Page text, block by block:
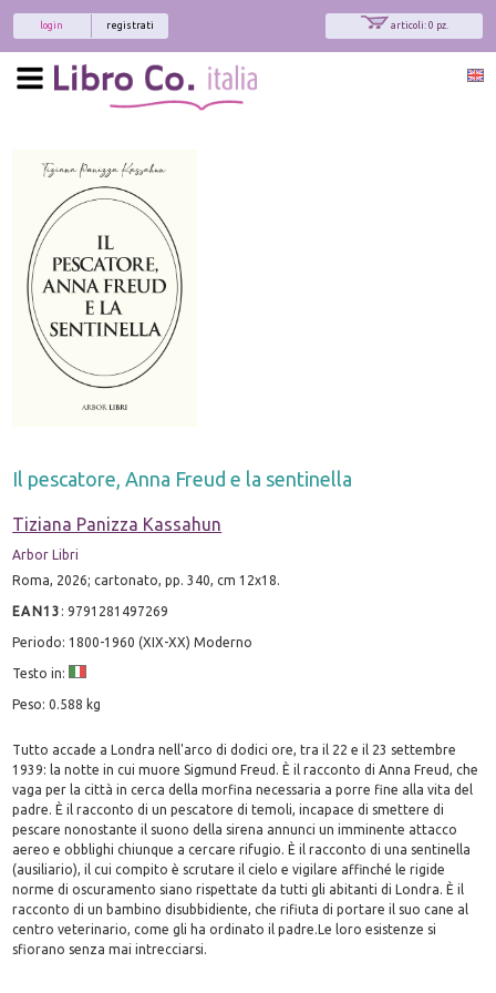
articoli: 0 pz.
registrati
login
Il pescatore, Anna Freud e la sentinella
Tiziana Panizza Kassahun
Arbor Libri
Roma, 2026; cartonato, pp. 340, cm 12x18.
EAN13 :9791281497269
Periodo: 1800-1960 (XIX-XX) Moderno
Testo in:
Peso: 0.588 kg
Tutto accade a Londra nell'arco di dodici ore, tra il 22 e il 23 settembre
1939: la notte in cui muore Sigmund Freud. È il racconto di Anna Freud, che
vaga per la città in cerca della morfina necessaria a porre fine alla vita del
padre. È il racconto di un pescatore di temoli, incapace di smettere di
pescare nonostante il suono della sirena annunci un imminente attacco
aereo e obblighi chiunque a cercare rifugio. È il racconto di una sentinella
(ausiliario), il cui compito è scrutare il cielo e vigilare affinché le rigide
norme di oscuramento siano rispettate da tutti gli abitanti di Londra. È il
racconto di un bambino disubbidiente, che rifiuta di portare il suo cane al
centro veterinario, come gli ha ordinato il padre.Le loro esistenze si
sfiorano senza mai intrecciarsi.